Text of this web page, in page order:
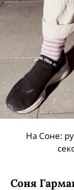
На Соне:
Соня